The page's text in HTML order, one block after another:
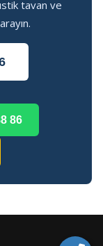
tavan ve
86